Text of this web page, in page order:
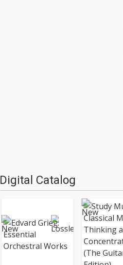
Digital Catalog